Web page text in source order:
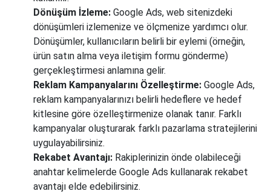
Dönüşüm İzleme: Google Ads, web sitenizdeki
dönüşümleri izlemenize ve ölçmenize yardımcı olur.
Dönüşümler, kullanıcıların belirli bir eylemi (örneğin,
ürün satın alma veya iletişim formu gönderme)
gerçekleştirmesi anlamına gelir.
Reklam Kampanyalarını Özelleştirme: Google Ads,
reklam kampanyalarınızı belirli hedeflere ve hedef
kitlesine göre özelleştirmenize olanak tanır. Farklı
kampanyalar oluşturarak farklı pazarlama stratejilerini
uygulayabilirsiniz.
Rekabet Avantajı: Rakiplerinizin önde olabileceği
anahtar kelimelerde Google Ads kullanarak rekabet
avantajı elde edebilirsiniz.